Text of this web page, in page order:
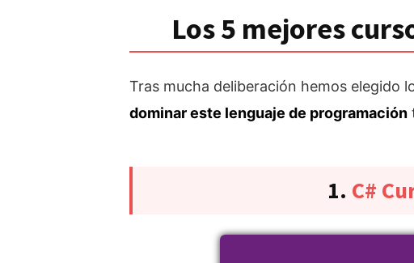
Los 5 mejores
Tras mucha deliberación hemos elegido
dominar este lenguaje de programación
1. C#